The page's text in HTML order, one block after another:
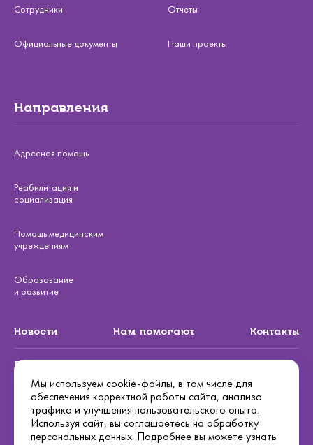
Мы используем cookie-файлы, в том числе для
обеспечения корректной работы сайта, анализа
трафика и улучшения пользовательского опыта.
Используя сайт, вы соглашаетесь на обработку
персональных данных. Подробнее вы можете узнать
Сотрудники Отчеты
Официальные документы Наши проекты
Направления
Адресная помощь
Реабилитация и
социализация
Помощь медицинским
учреждениям
Образование
и развитие
Новости Нам помогают Контакты
Подписаться на рассылку
Подписаться
Политика конфиденциальности